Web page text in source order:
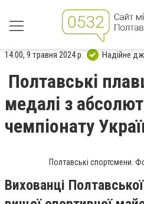
14:00, 9 травня 2024 р. Надійне
Полтавські
медалі з
чемпіонату
Полтавські спортсмени.
Вихованці